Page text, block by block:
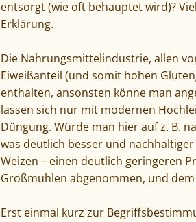
entsorgt (wie oft behauptet wird)?
Erklärung.
Die Nahrungsmittelindustrie, allen
Eiweißanteil (und somit hohen
enthalten, ansonsten könne man
lassen sich nur mit modernen
Düngung. Würde man hier auf z. B.
was deutlich besser und
Weizen – einen deutlich geringeren
Großmühlen abgenommen, und
Erst einmal kurz zur